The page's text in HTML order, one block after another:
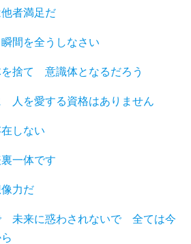
者満足だ
間を全うしなさい
を捨て 意識体となるだろう
人を愛する資格はありません
しない
一体です
像力だ
未来に惑わされないで 全ては今